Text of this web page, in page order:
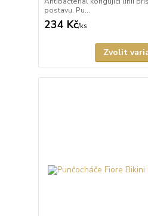
postavu. Pu...
234 Kč/ks
Zvolit